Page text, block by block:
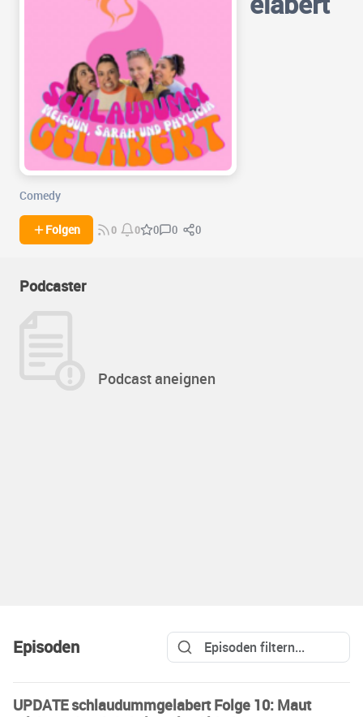
Comedy
Folgen 0 0 0 0 0
Podcaster
Podcast aneignen
Episoden
UPDATE schlaudummgelabert Folge 10: Maut